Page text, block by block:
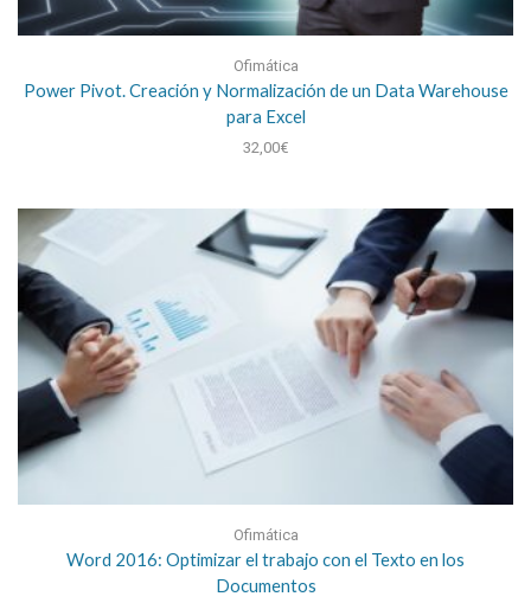
Ofimática
Power Pivot. Creación y Normalización de un Data Warehouse
para Excel
32,00€
Ofimática
Word 2016: Optimizar el trabajo con el Texto en los
Documentos